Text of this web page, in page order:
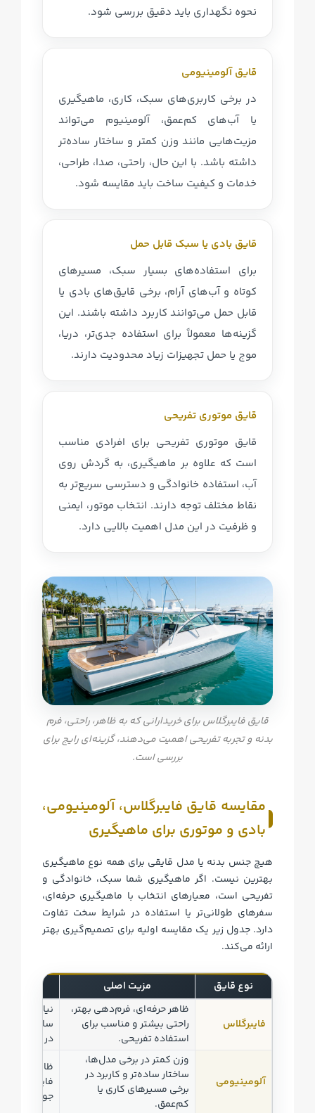
نحوه نگهداری باید دقیق بررسی شود.
قایق آلومینیومی
در برخی کاربری‌های سبک، کاری، ماهیگیری
یا آب‌های کم‌عمق، آلومینیوم می‌تواند
مزیت‌هایی مانند وزن کمتر و ساختار ساده‌تر
داشته باشد. با این حال، راحتی، صدا، طراحی،
خدمات و کیفیت ساخت باید مقایسه شود.
قایق بادی یا سبک قابل حمل
برای استفاده‌های بسیار سبک، مسیرهای
کوتاه و آب‌های آرام، برخی قایق‌های بادی یا
قابل حمل می‌توانند کاربرد داشته باشند. این
گزینه‌ها معمولاً برای استفاده جدی‌تر، دریا،
موج یا حمل تجهیزات زیاد محدودیت دارند.
قایق موتوری تفریحی
قایق موتوری تفریحی برای افرادی مناسب
است که علاوه بر ماهیگیری، به گردش روی
آب، استفاده خانوادگی و دسترسی سریع‌تر به
نقاط مختلف توجه دارند. انتخاب موتور، ایمنی
و ظرفیت در این مدل اهمیت بالایی دارد.
قایق فایبرگلاس برای خریدارانی که به ظاهر، راحتی، فرم
بدنه و تجربه تفریحی اهمیت می‌دهند، گزینه‌ای رایج برای
بررسی است.
مقایسه قایق فایبرگلاس، آلومینیومی،
بادی و موتوری برای ماهیگیری
هیچ جنس بدنه یا مدل قایقی برای همه نوع ماهیگیری
بهترین نیست. اگر ماهیگیری شما سبک، خانوادگی و
تفریحی است، معیارهای انتخاب با ماهیگیری حرفه‌ای،
سفرهای طولانی‌تر یا استفاده در شرایط سخت تفاوت
دارد. جدول زیر یک مقایسه اولیه برای تصمیم‌گیری بهتر
ارائه می‌کند.
نوع قایق مزیت اصلی
فایبرگلاس
ظاهر حرفه‌ای، فرم‌دهی بهتر،
راحتی بیشتر و مناسب برای
استفاده تفریحی.
نیازمند
ساخت
در صورت
آلومینیومی
وزن کمتر در برخی مدل‌ها،
ساختار ساده‌تر و کاربرد در
برخی مسیرهای کاری یا
کم‌عمق.
ظاهر و
فایبرگلاس
جوش و